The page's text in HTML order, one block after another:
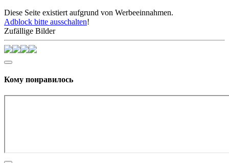
Diese Seite existiert aufgrund von Werbeeinnahmen.
Adblock bitte ausschalten!
Zufällige Bilder
Кому понравилось